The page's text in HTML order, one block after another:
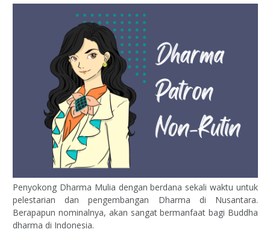
Penyokong Dharma Mulia dengan berdana sekali waktu untuk
pelestarian dan pengembangan Dharma di Nusantara.
Berapapun nominalnya, akan sangat bermanfaat bagi Buddha
dharma di Indonesia.